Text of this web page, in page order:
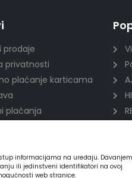
informacijama na uređaju. Davanjem
ili jedinstveni identifikatori na ovoj
web stranice.
prodaje
privatnosti
plaćanje karticama
plaćanja